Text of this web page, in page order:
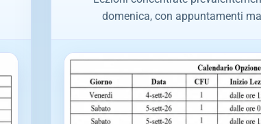
domenica, con appuntamenti